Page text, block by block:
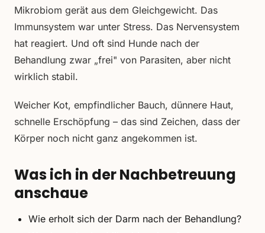
Mikrobiom gerät aus dem Gleichgewicht. Das
Immunsystem war unter Stress. Das Nervensystem
hat reagiert. Und oft sind Hunde nach der
Behandlung zwar „frei" von Parasiten, aber nicht
wirklich stabil.
Weicher Kot, empfindlicher Bauch, dünnere Haut,
schnelle Erschöpfung – das sind Zeichen, dass der
Körper noch nicht ganz angekommen ist.
Was ich in der Nachbetreuung
anschaue
Wie erholt sich der Darm nach der Behandlung?